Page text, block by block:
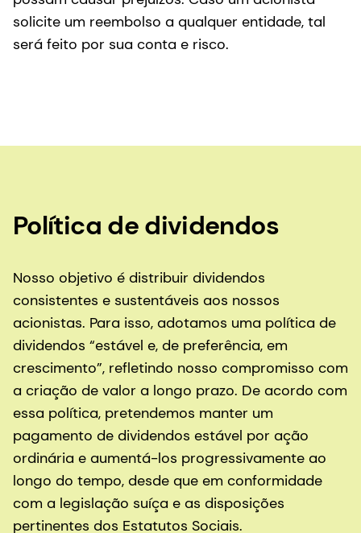
solicite um reembolso a qualquer entidade, tal
será feito por sua conta e risco.
Política de dividendos
Nosso objetivo é distribuir dividendos
consistentes e sustentáveis aos nossos
acionistas. Para isso, adotamos uma política de
dividendos “estável e, de preferência, em
crescimento”, refletindo nosso compromisso com
a criação de valor a longo prazo. De acordo com
essa política, pretendemos manter um
pagamento de dividendos estável por ação
ordinária e aumentá-los progressivamente ao
longo do tempo, desde que em conformidade
com a legislação suíça e as disposições
pertinentes dos Estatutos Sociais.